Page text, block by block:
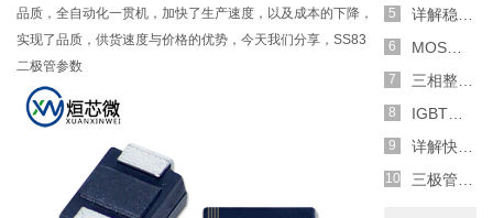
品质，全自动化一贯机，加快了生产速度，以及成本的下降，
实现了品质，供货速度与价格的优势，今天我们分享，SS83
二极管参数
详解稳压二极管的关键特性和应用原理
MOS管选型关键因素分析,怎么选择合适的参数
三相整流电路分析,半波整流与全波整流的工作原理
IGBT三相全桥整流电路工作原理介绍
详解快恢复二极管,结构,特性和应用介绍
三极管和MOS管组合式开关电路分析